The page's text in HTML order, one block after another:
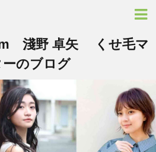
淺野 卓矢 くせ毛マ
ーのブログ